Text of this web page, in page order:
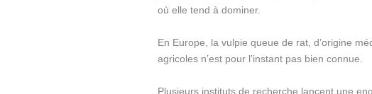
où elle tend à dominer.
En Europe, la vulpie queue de rat, d’origine
agricoles n’est pour l’instant pas bien connue.
Plusieurs instituts de recherche lancent une